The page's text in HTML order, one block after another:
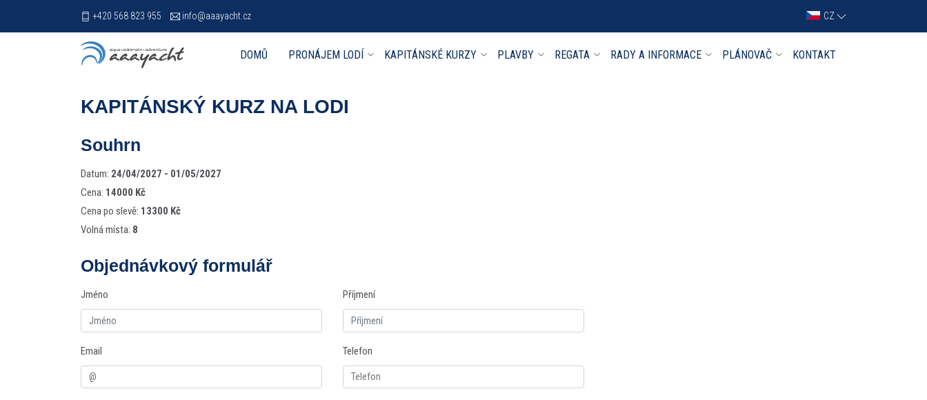
+420 568 823 955 info@aaayacht.cz CZ
DOMŮ PRONÁJEM LODÍ KAPITÁNSKÉ KURZY PLAVBY REGATA RADY A INFORMACE PLÁNOVAČ KONTAKT
KAPITÁNSKÝ KURZ NA LODI
Souhrn
Datum: 24/04/2027 - 01/05/2027
Cena: 14000 Kč
Cena po slevě: 13300 Kč
Volná místa: 8
Objednávkový formulář
Jméno Příjmení
Email Telefon